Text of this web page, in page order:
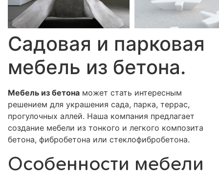
Садовая и парковая
мебель из бетона.
Мебель из бетона может стать интересным
решением для украшения сада, парка, террас,
прогулочных аллей. Наша компания предлагает
создание мебели из тонкого и легкого композита
бетона, фибробетона или стеклофибробетона.
Особенности мебели